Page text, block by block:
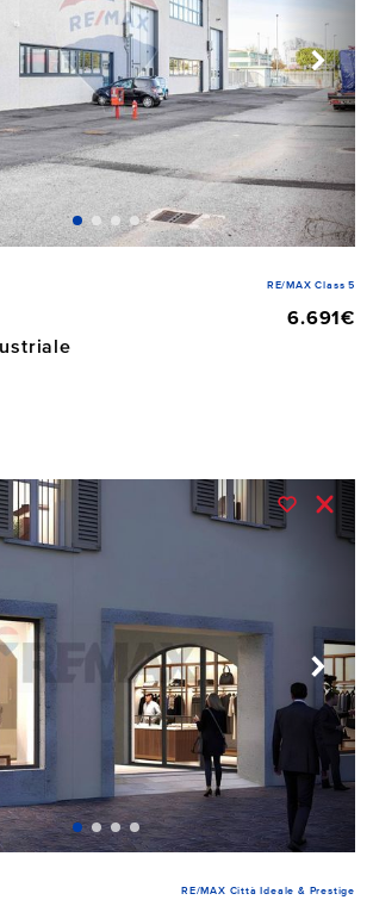
RE/MAX Class 5
6.691€
RE/MAX Città Ideale & Prestige